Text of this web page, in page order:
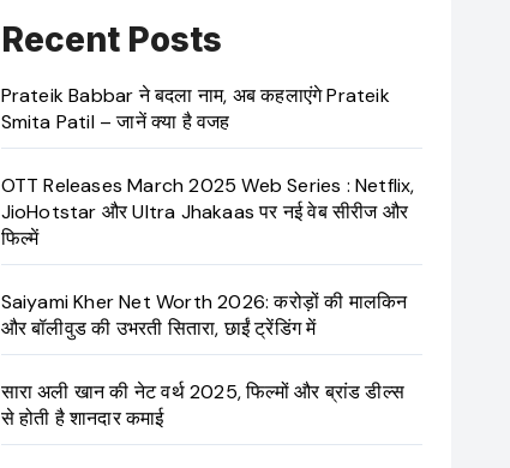
Recent Posts
Prateik Babbar ने बदला नाम, अब कहलाएंगे Prateik
Smita Patil – जानें क्या है वजह
OTT Releases March 2025 Web Series : Netflix,
JioHotstar और Ultra Jhakaas पर नई वेब सीरीज और
फिल्में
Saiyami Kher Net Worth 2026: करोड़ों की मालकिन
और बॉलीवुड की उभरती सितारा, छाईं ट्रेंडिंग में
सारा अली खान की नेट वर्थ 2025, फिल्मों और ब्रांड डील्स
से होती है शानदार कमाई